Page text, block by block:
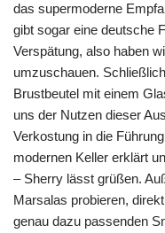
das supermoderne
gibt sogar eine deutsche
Verspätung, also haben
umzuschauen.
Brustbeutel mit einem
uns der Nutzen dieser
Verkostung in die
modernen Keller erklärt
– Sherry lässt grüßen.
Marsalas probieren,
genau dazu passenden